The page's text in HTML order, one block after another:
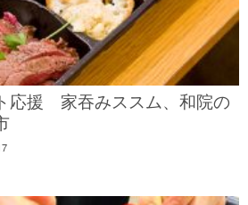
応援 家吞みススム、和院の